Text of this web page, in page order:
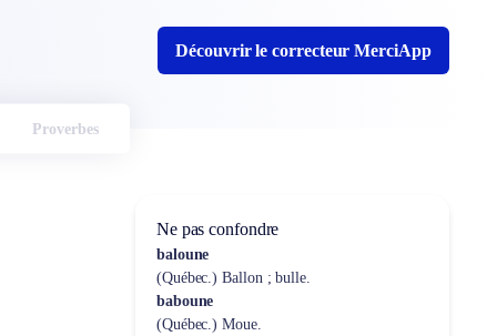
Découvrir le correcteur MerciApp
Proverbes
Ne pas confondre
baloune
(Québec.) Ballon ; bulle.
baboune
(Québec.) Moue.